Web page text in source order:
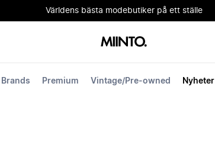
Världens bästa modebutiker på ett ställe
Brands Premium Vintage/Pre-owned Nyheter